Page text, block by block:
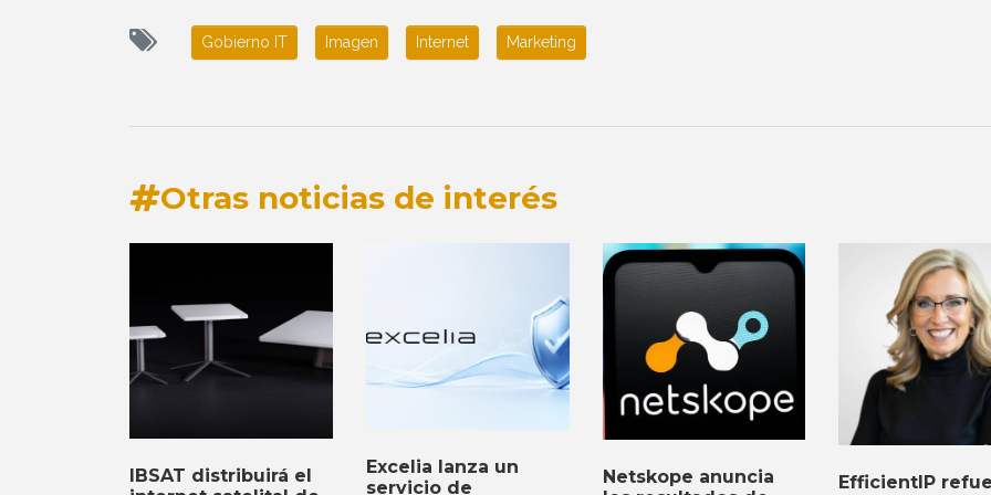
Gobierno IT Imagen Internet Marketing
Otras noticias de interés
IBSAT distribuirá el
Excelia lanza un
servicio de
Netskope anuncia
EfficientIP